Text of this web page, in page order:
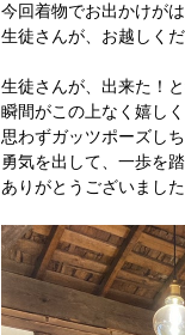
今回着物でお出かけが
生徒さんが、お越しくだ
生徒さんが、出来た！
瞬間がこの上なく嬉しく
思わずガッツポーズし
勇気を出して、一歩を
ありがとうございまし